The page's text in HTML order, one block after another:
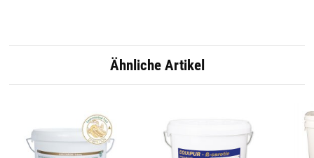
Ähnliche Artikel